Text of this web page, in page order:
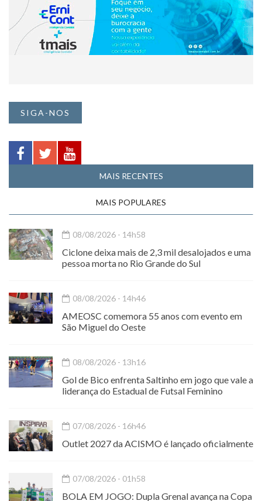
SIGA-NOS
MAIS RECENTES
MAIS POPULARES
08/08/2026 - 14h58
Ciclone deixa mais de 2,3 mil desalojados e uma
pessoa morta no Rio Grande do Sul
08/08/2026 - 14h46
AMEOSC comemora 55 anos com evento em
São Miguel do Oeste
08/08/2026 - 13h16
Gol de Bico enfrenta Saltinho em jogo que vale a
liderança do Estadual de Futsal Feminino
07/08/2026 - 16h46
Outlet 2027 da ACISMO é lançado oficialmente
07/08/2026 - 01h58
BOLA EM JOGO: Dupla Grenal avança na Copa